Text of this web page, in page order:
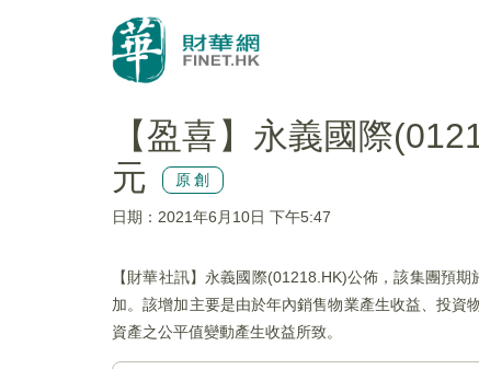
【盈喜】永義國際
元
原創
日期：2021年6月10日 下午5:47
【財華社訊】永義國際(01218.HK)公佈，該集團預
加。該增加主要是由於年內銷售物業產生收益、投
資產之公平值變動產生收益所致。